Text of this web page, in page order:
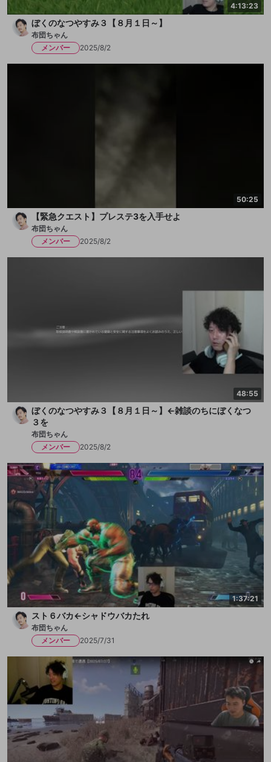
4:13:23
ぼくのなつやすみ３【８月１日～】
布団ちゃん
メンバー
2025/8/2
50:25
【緊急クエスト】プレステ3を入手せよ
布団ちゃん
メンバー
2025/8/2
48:55
ぼくのなつやすみ３【８月１日～】←雑談のちにぼくなつ
３を
布団ちゃん
メンバー
2025/8/2
1:37:21
スト６バカ←シャドウバカたれ
布団ちゃん
メンバー
2025/7/31